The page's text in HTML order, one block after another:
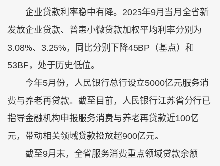
企业贷款利率稳中有降。2025年9月当月全省新
发放企业贷款、普惠小微贷款加权平均利率分别为
3.08%、3.25%，同比分别下降45BP（基点）和
53BP，处于历史低位。
今年5月份，人民银行总行设立5000亿元服务消
费与养老再贷款。截至目前，人民银行江苏省分行已
指导金融机构申报服务消费与养老再贷款近100亿
元，带动相关领域贷款投放超900亿元。
截至9月末，全省服务消费重点领域贷款余额